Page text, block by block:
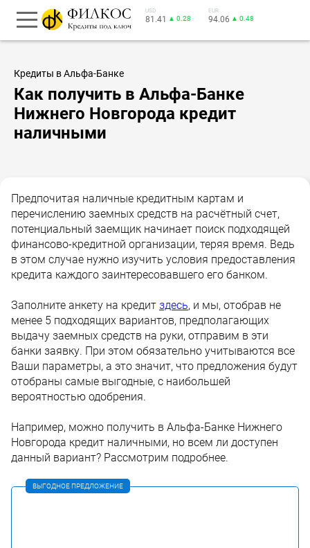
USD
81.41 ▲ 0.28
EUR
94.06 ▲ 0.48
Кредиты в Альфа-Банке
Как получить в Альфа-Банке
Нижнего Новгорода кредит
наличными
Предпочитая наличные кредитным картам и
перечислению заемных средств на расчётный счет,
потенциальный заемщик начинает поиск подходящей
финансово-кредитной организации, теряя время. Ведь
в этом случае нужно изучить условия предоставления
кредита каждого заинтересовавшего его банком.
Заполните анкету на кредит здесь, и мы, отобрав не
менее 5 подходящих вариантов, предполагающих
выдачу заемных средств на руки, отправим в эти
банки заявку. При этом обязательно учитываются все
Ваши параметры, а это значит, что предложения будут
отобраны самые выгодные, с наибольшей
вероятностью одобрения.
Например, можно получить в Альфа-Банке Нижнего
Новгорода кредит наличными, но всем ли доступен
данный вариант? Рассмотрим подробнее.
ВЫГОДНОЕ ПРЕДЛОЖЕНИЕ